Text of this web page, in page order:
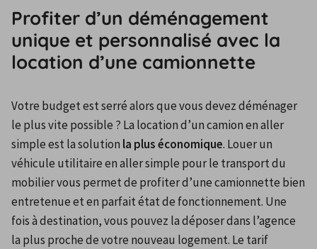
Profiter d’un déménagement
unique et personnalisé avec la
location d’une camionnette
Votre budget est serré alors que vous devez déménager
le plus vite possible ? La location d’un camion en aller
simple est la solution la plus économique. Louer un
véhicule utilitaire en aller simple pour le transport du
mobilier vous permet de profiter d’une camionnette bien
entretenue et en parfait état de fonctionnement. Une
fois à destination, vous pouvez la déposer dans l’agence
la plus proche de votre nouveau logement. Le tarif